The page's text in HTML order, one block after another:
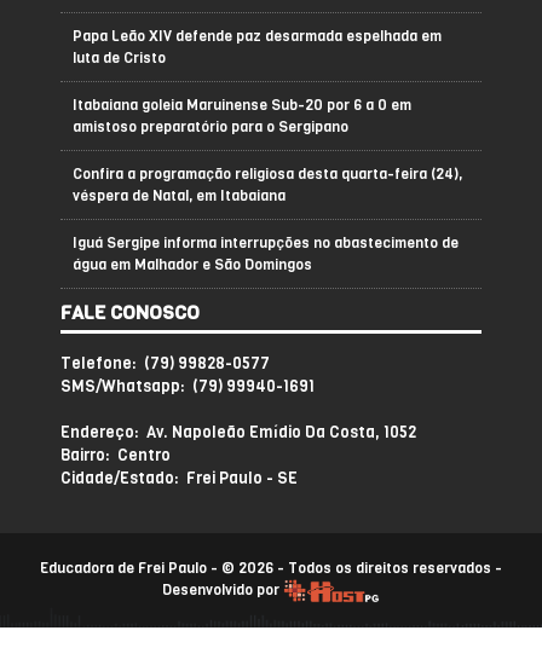
Papa Leão XIV defende paz desarmada espelhada em
luta de Cristo
Itabaiana goleia Maruinense Sub-20 por 6 a 0 em
amistoso preparatório para o Sergipano
Confira a programação religiosa desta quarta-feira (24),
véspera de Natal, em Itabaiana
Iguá Sergipe informa interrupções no abastecimento de
água em Malhador e São Domingos
FALE CONOSCO
Telefone: (79) 99828-0577
SMS/Whatsapp: (79) 99940-1691
Endereço: Av. Napoleão Emídio Da Costa, 1052
Bairro: Centro
Cidade/Estado: Frei Paulo - SE
Educadora de Frei Paulo - © 2026 - Todos os direitos reservados -
Desenvolvido por